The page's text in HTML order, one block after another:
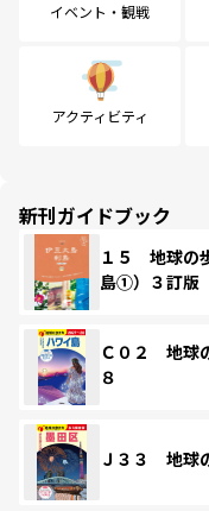
イベント・観戦
アクティビティ
新刊ガイドブック
１５ 地球の
島①）３訂版
Ｃ０２ 地球
８
Ｊ３３ 地球